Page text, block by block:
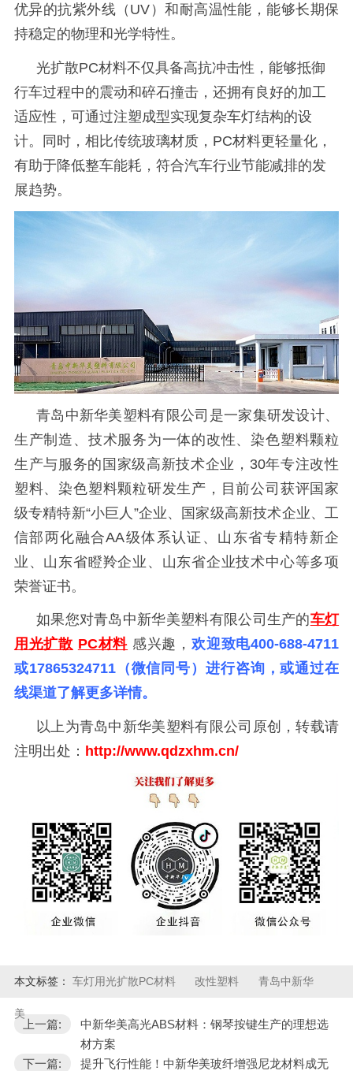
优异的抗紫外线（UV）和耐高温性能，能够长期保
持稳定的物理和光学特性。
光扩散PC材料不仅具备高抗冲击性，能够抵御
行车过程中的震动和碎石撞击，还拥有良好的加工
适应性，可通过注塑成型实现复杂车灯结构的设
计。同时，相比传统玻璃材质，PC材料更轻量化，
有助于降低整车能耗，符合汽车行业节能减排的发
展趋势。
青岛中新华美塑料有限公司是一家集研发设计、
生产制造、技术服务为一体的改性、染色塑料颗粒
生产与服务的国家级高新技术企业，30年专注改性
塑料、染色塑料颗粒研发生产，目前公司获评国家
级专精特新“小巨人”企业、国家级高新技术企业、工
信部两化融合AA级体系认证、山东省专精特新企
业、山东省瞪羚企业、山东省企业技术中心等多项
荣誉证书。
如果您对青岛中新华美塑料有限公司生产的车灯
用光扩散 PC材料 感兴趣，欢迎致电400-688-4711
或17865324711（微信同号）进行咨询，或通过在
线渠道了解更多详情。
以上为青岛中新华美塑料有限公司原创，转载请
注明出处： http://www.qdzxhm.cn/
本文标签： 车灯用光扩散PC材料 改性塑料 青岛中新华
美
上一篇:
中新华美高光ABS材料：钢琴按键生产的理想选
材方案
下一篇:
提升飞行性能！中新华美玻纤增强尼龙材料成无